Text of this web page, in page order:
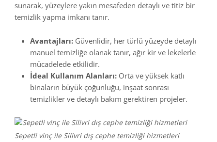
sunarak, yüzeylere yakın mesafeden detaylı ve titiz bir
temizlik yapma imkanı tanır.
Avantajları: Güvenlidir, her türlü yüzeyde detaylı
manuel temizliğe olanak tanır, ağır kir ve lekelerle
mücadelede etkilidir.
İdeal Kullanım Alanları: Orta ve yüksek katlı
binaların büyük çoğunluğu, inşaat sonrası
temizlikler ve detaylı bakım gerektiren projeler.
Sepetli vinç ile Silivri dış cephe temizliği hizmetleri